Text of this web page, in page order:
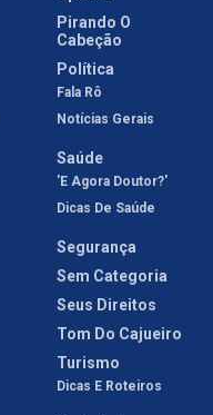
Pirando O
Cabeção
Política
Fala Rô
Notícias Gerais
Saúde
'E Agora Doutor?'
Dicas De Saúde
Segurança
Sem Categoria
Seus Direitos
Tom Do Cajueiro
Turismo
Dicas E Roteiros